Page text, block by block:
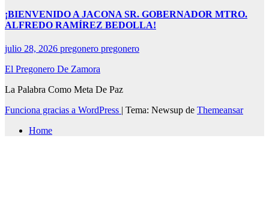
¡BIENVENIDO A JACONA SR. GOBERNADOR MTRO.
ALFREDO RAMÍREZ BEDOLLA!
julio 28, 2026 pregonero pregonero
El Pregonero De Zamora
La Palabra Como Meta De Paz
Funciona gracias a WordPress | Tema: Newsup de Themeansar
Home